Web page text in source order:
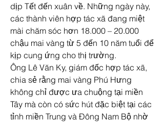
dịp Tết đến xuân về. Những ngày này,
các thành viên hợp tác xã đang miệt
mài chăm sóc hơn 18.000 – 20.000
chậu mai vàng từ 5 đến 10 năm tuổi để
kịp cung ứng cho thị trường.
Ông Lê Văn Ky, giám đốc hợp tác xã,
chia sẻ rằng mai vàng Phú Hưng
không chỉ được ưa chuộng tại miền
Tây mà còn có sức hút đặc biệt tại các
tỉnh miền Trung và Đông Nam Bộ nhờ